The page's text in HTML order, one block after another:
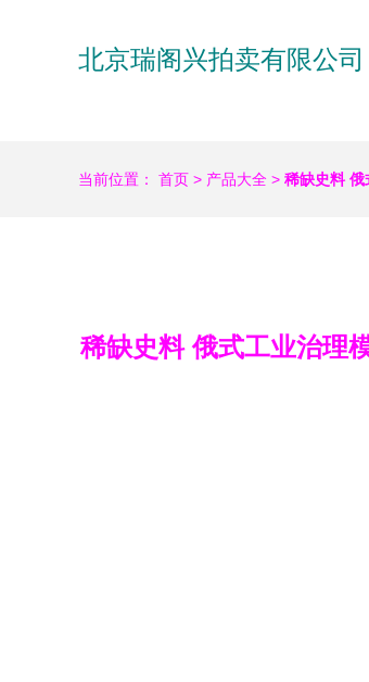
北京瑞阁兴拍卖有限公司
当前位置： 首页 > 产品大全 > 稀缺史料
稀缺史料 俄式工业治理